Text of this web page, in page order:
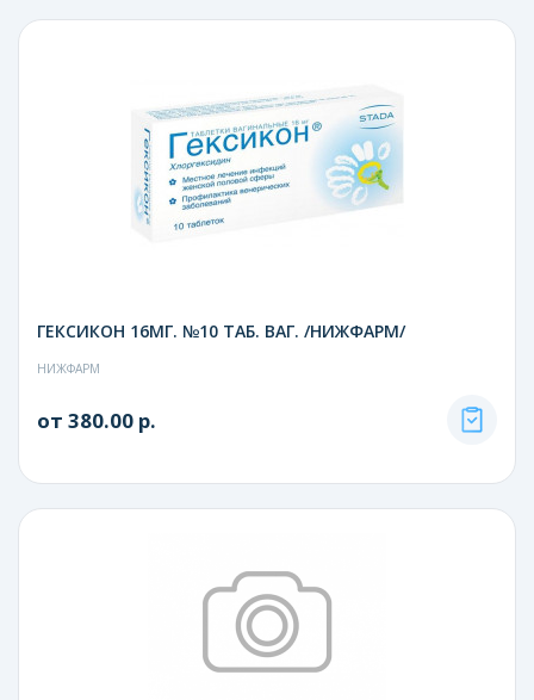
ГЕКСИКОН 16МГ. №10 ТАБ. ВАГ. /НИЖФАРМ/
НИЖФАРМ
от 380.00 р.